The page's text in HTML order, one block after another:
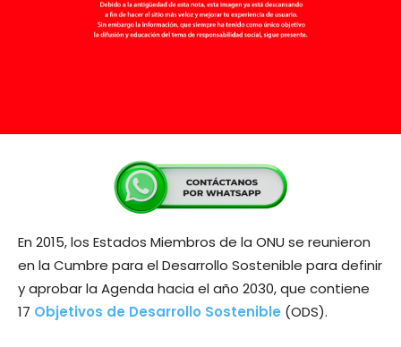
En 2015, los Estados Miembros de la ONU se reunieron
en la Cumbre para el Desarrollo Sostenible para definir
y aprobar la Agenda hacia el año 2030, que contiene
17 Objetivos de Desarrollo Sostenible (ODS).